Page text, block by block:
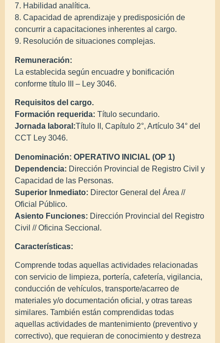
7. Habilidad analítica.
8. Capacidad de aprendizaje y predisposición de
concurrir a capacitaciones inherentes al cargo.
9. Resolución de situaciones complejas.
Remuneración:
La establecida según encuadre y bonificación
conforme título III – Ley 3046.
Requisitos del cargo.
Formación requerida: Título secundario.
Jornada laboral:Título II, Capítulo 2°, Artículo 34° del
CCT Ley 3046.
Denominación: OPERATIVO INICIAL (OP 1)
Dependencia: Dirección Provincial de Registro Civil y
Capacidad de las Personas.
Superior Inmediato: Director General del Área //
Oficial Público.
Asiento Funciones: Dirección Provincial del Registro
Civil // Oficina Seccional.
Características:
Comprende todas aquellas actividades relacionadas
con servicio de limpieza, portería, cafetería, vigilancia,
conducción de vehículos, transporte/acarreo de
materiales y/o documentación oficial, y otras tareas
similares. También están comprendidas todas
aquellas actividades de mantenimiento (preventivo y
correctivo), que requieran de conocimiento y destreza